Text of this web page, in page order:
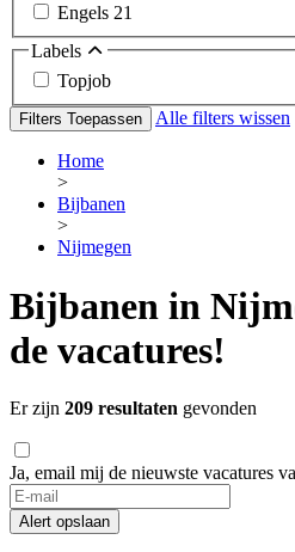
Engels 21
Labels
Topjob
Filters Toepassen Alle filters wissen
Home
>
Bijbanen
>
Nijmegen
Bijbanen in
de vacatures!
Er zijn 209 resultaten gevonden
Ja, email mij de nieuwste vacatures
Alert opslaan